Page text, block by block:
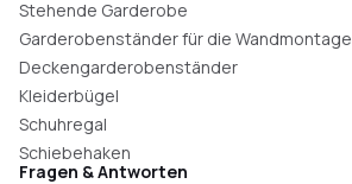
Stehende Garderobe
Garderobenständer für die Wandmontage
Deckengarderobenständer
Kleiderbügel
Schuhregal
Schiebehaken
Fragen & Antworten